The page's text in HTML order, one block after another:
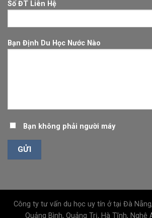
Số ĐT Liên Hệ
Bạn Định Du Học Nước Nào
Bạn không phải người máy
Công ty tư vấn du học uy tín ở tại Đà
Quảng Bình, Quảng Trị, Hà Tĩnh, Nghệ